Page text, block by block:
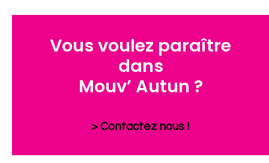
Vous voulez paraître
dans
Mouv’ Autun ?
> Contactez nous !